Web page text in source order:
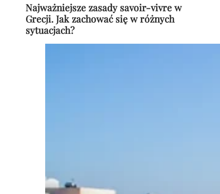
Najważniejsze zasady savoir-vivre w
Grecji. Jak zachować się w różnych
sytuacjach?